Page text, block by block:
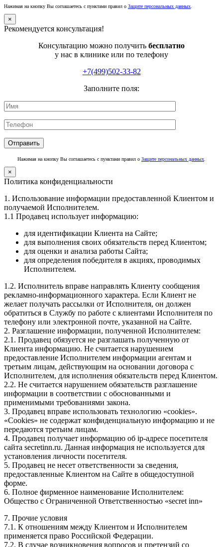
Нажимая на кнопку Вы соглашаетесь с пунктами правил о Защите персональных данных
×
Рекомендуется консультация!
Консультацию можно получить бесплатно
у нас в клинике или по телефону
+7(499)502-33-82
Заполните поля:
Нажимая на кнопку Вы соглашаетесь с пунктами правил о Защите персональных данных
×
Политика конфиденциальности
1. Использование информации предоставленной Клиентом и
получаемой Исполнителем.
1.1 Продавец использует информацию:
для идентификации Клиента на Сайте;
для выполнения своих обязательств перед Клиентом;
для оценки и анализа работы Сайта;
для определения победителя в акциях, проводимых
Исполнителем.
1.2. Исполнитель вправе направлять Клиенту сообщения
рекламно-информационного характера. Если Клиент не
желает получать рассылки от Исполнителя, он должен
обратиться в Службу по работе с клиентами Исполнителя по
телефону или электронной почте, указанной на Сайте.
2. Разглашение информации, полученной Исполнителем:
2.1. Продавец обязуется не разглашать полученную от
Клиента информацию. Не считается нарушением
предоставление Исполнителем информации агентам и
третьим лицам, действующим на основании договора с
Исполнителем, для исполнения обязательств перед Клиентом.
2.2. Не считается нарушением обязательств разглашение
информации в соответствии с обоснованными и
применимыми требованиями закона.
3. Продавец вправе использовать технологию «cookies».
«Cookies» не содержат конфиденциальную информацию и не
передаются третьим лицам.
4. Продавец получает информацию об ip-адресе посетителя
сайта secretinn.ru. Данная информация не используется для
установления личности посетителя.
5. Продавец не несет ответственности за сведения,
предоставленные Клиентом на Сайте в общедоступной
форме.
6. Полное фирменное наименование Исполнителем:
Общество с Ограниченной Ответственностью «secret inn»
7. Прочие условия
7.1. К отношениям между Клиентом и Исполнителем
применяется право Российской Федерации.
7.2. В случае возникновения вопросов и претензий со